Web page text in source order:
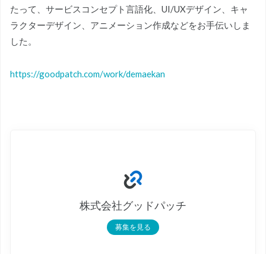
たって、サービスコンセプト言語化、UI/UXデザイン、キャ
ラクターデザイン、アニメーション作成などをお手伝いしま
した。
https://goodpatch.com/work/demaekan
株式会社グッドパッチ
募集を見る